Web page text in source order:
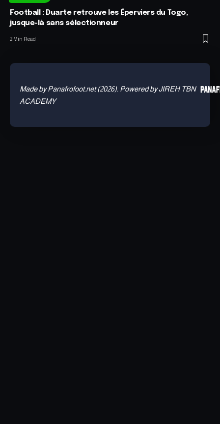
Football : Duarte retrouve les Éperviers du Togo,
jusque-là sans sélectionneur
2 Min Read
Made by Panafrofoot.net (2026). Powered by JIREH TBN
ACADEMY